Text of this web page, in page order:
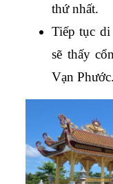
thứ nhất.
Tiếp tục di
sẽ thấy
Vạn Phước.